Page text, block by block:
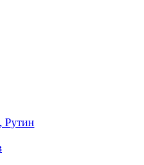
Рутин